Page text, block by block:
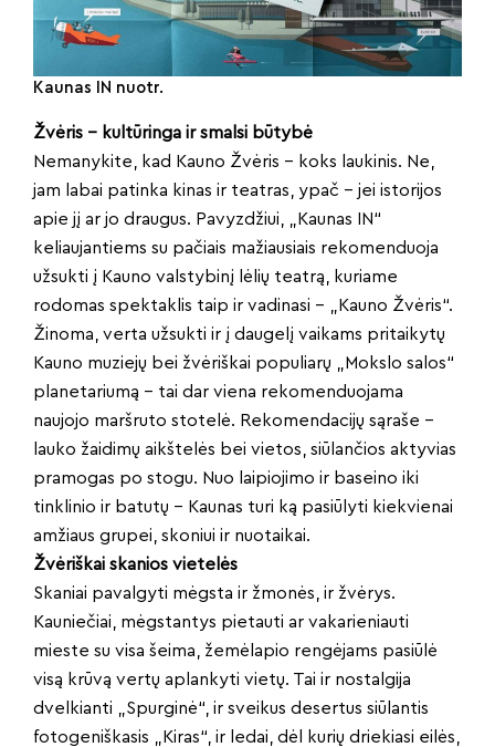
Kaunas IN nuotr.
Žvėris – kultūringa ir smalsi būtybė
Nemanykite, kad Kauno Žvėris – koks laukinis. Ne,
jam labai patinka kinas ir teatras, ypač – jei istorijos
apie jį ar jo draugus. Pavyzdžiui, „Kaunas IN“
keliaujantiems su pačiais mažiausiais rekomenduoja
užsukti į Kauno valstybinį lėlių teatrą, kuriame
rodomas spektaklis taip ir vadinasi – „Kauno Žvėris“.
Žinoma, verta užsukti ir į daugelį vaikams pritaikytų
Kauno muziejų bei žvėriškai populiarų „Mokslo salos“
planetariumą – tai dar viena rekomenduojama
naujojo maršruto stotelė. Rekomendacijų sąraše –
lauko žaidimų aikštelės bei vietos, siūlančios aktyvias
pramogas po stogu. Nuo laipiojimo ir baseino iki
tinklinio ir batutų – Kaunas turi ką pasiūlyti kiekvienai
amžiaus grupei, skoniui ir nuotaikai.
Žvėriškai skanios vietelės
Skaniai pavalgyti mėgsta ir žmonės, ir žvėrys.
Kauniečiai, mėgstantys pietauti ar vakarieniauti
mieste su visa šeima, žemėlapio rengėjams pasiūlė
visą krūvą vertų aplankyti vietų. Tai ir nostalgija
dvelkianti „Spurginė“, ir sveikus desertus siūlantis
fotogeniškasis „Kiras“, ir ledai, dėl kurių driekiasi eilės,